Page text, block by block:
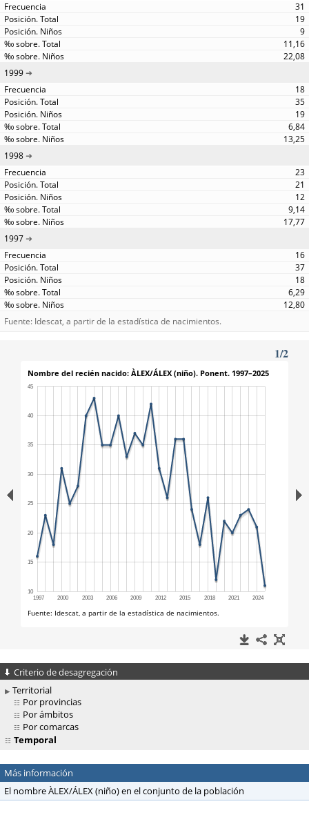
31
19
9
11,16
22,08
1999
18
35
19
6,84
13,25
1998
23
21
12
9,14
17,77
1997
16
37
18
6,29
12,80
Fuente: Idescat, a partir de la estadística de nacimientos.
Criterio de desagregación
Territorial
Por provincias
Por ámbitos
Por comarcas
Temporal
Más información
El nombre ÀLEX/ÁLEX (niño) en el conjunto de la población